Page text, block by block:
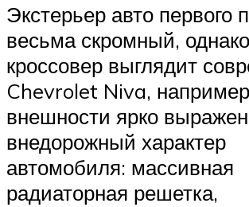
Экстерьер авто первого
весьма скромный, однако
кроссовер выглядит
Chevrolet Niva,
внешности ярко выражен
внедорожный характер
автомобиля: массивная
радиаторная решетка,